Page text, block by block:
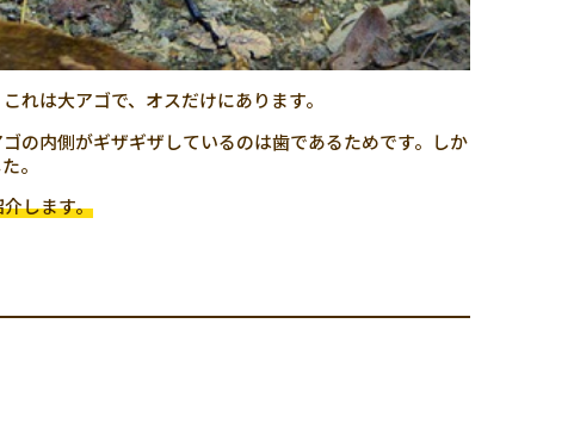
れは大アゴで、オスだけにあります。
の内側がギザギザしているのは歯であるためです。しか
。
します。